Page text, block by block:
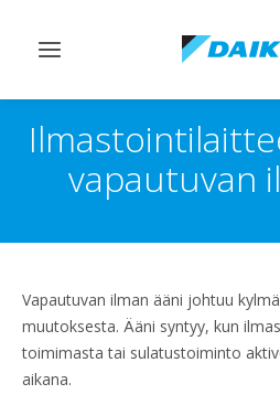
Vaihda
vapautuvan
Vapautuvan ilman ääni johtuu
muutoksesta. Ääni syntyy, kun
toimimasta tai sulatustoiminto
aikana.